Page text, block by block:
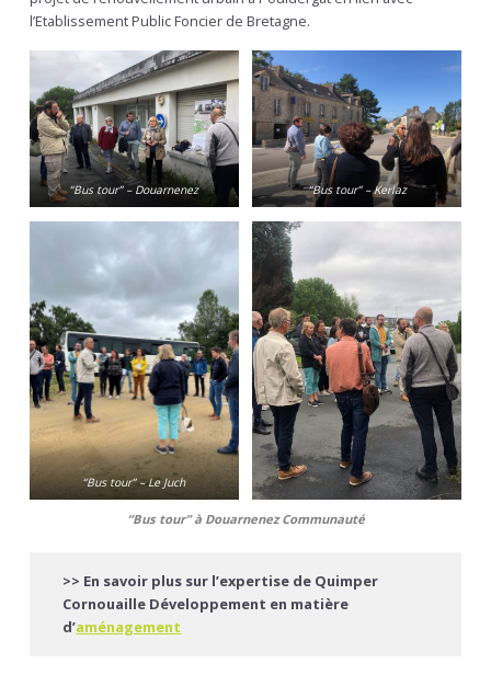
l’Etablissement Public Foncier de Bretagne.
“Bus tour” – Douarnenez “Bus tour” – Kerlaz
“Bus tour” – Le Juch
“Bus tour” à Douarnenez Communauté
>> En savoir plus sur l’expertise de Quimper
Cornouaille Développement en matière
d’aménagement